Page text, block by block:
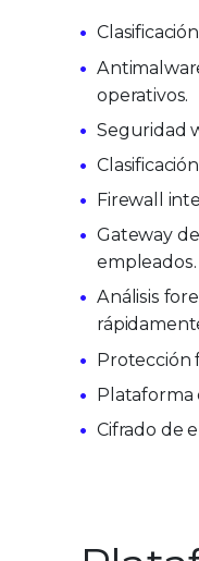
operativos.
Seguridad
Firewall
Gateway
empleados.
Análisis
Protección
Plataforma
Cifrado de